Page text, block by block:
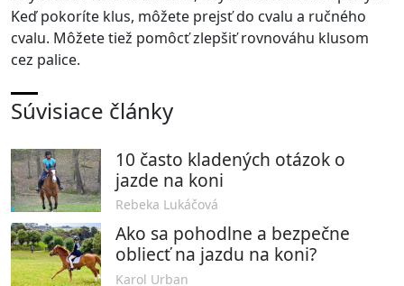
Keď pokoríte klus, môžete prejsť do cvalu a ručného
cvalu. Môžete tiež pomôcť zlepšiť rovnováhu klusom
cez palice.
Súvisiace články
10 často kladených otázok o
jazde na koni
Rebeka Lukáčová
Ako sa pohodlne a bezpečne
obliecť na jazdu na koni?
Karol Urban